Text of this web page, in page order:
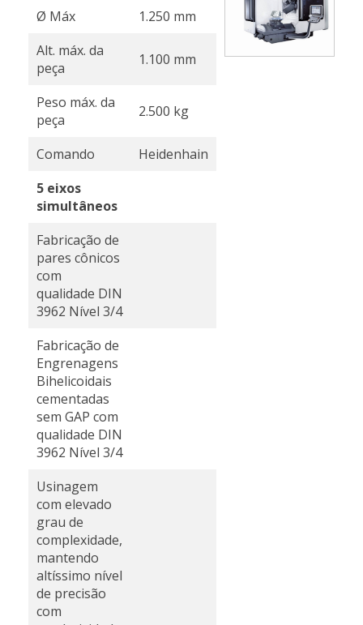
Ø Máx
1.250 mm
Alt. máx. da
peça
1.100 mm
Peso máx. da
peça
2.500 kg
Comando
Heidenhain
5 eixos
simultâneos
Fabricação de
pares cônicos
com
qualidade DIN
3962 Nível 3/4
Fabricação de
Engrenagens
Bihelicoidais
cementadas
sem GAP com
qualidade DIN
3962 Nível 3/4
Usinagem
com elevado
grau de
complexidade,
mantendo
altíssimo nível
de precisão
com